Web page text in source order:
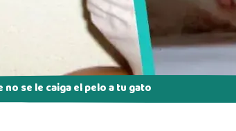
se le caiga el pelo a tu gato